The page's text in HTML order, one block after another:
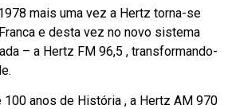
mais uma vez a Hertz torna-se
e desta vez no novo sistema
– a Hertz FM 96,5 , transformando-
100 anos de História , a Hertz AM 970